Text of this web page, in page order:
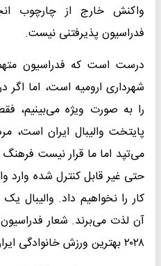
واکنش خارج از چارچوب
فدراسیون پذیرفتنی نیست.
درست است که فدراسیون متهم
شهرداری ارومیه است، اما اگر
را به صورت ویژه می‌بینیم،
پایتخت والیبال ایران است،
می‌تپد اما ما قرار نیست
حتی غیر قابل کنترل شده وارد
کار را نخواهیم داد. والیبال
آن لذت می‌برند. شعار
۲۰۲۸ بهترین ورزش خانوادگی ایران باشد و این آرمان ما است."